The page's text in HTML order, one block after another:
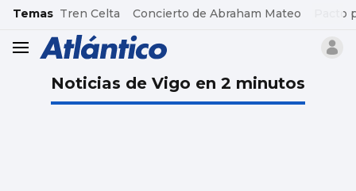
common.go-to-content
Temas Tren Celta Concierto de Abraham Mateo Pacto
header.menu.open
Noticias de Vigo en 2 minutos